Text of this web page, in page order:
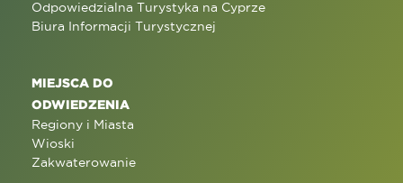
Odpowiedzialna Turystyka na Cyprze
Biura Informacji Turystycznej
MIEJSCA DO
ODWIEDZENIA
Regiony i Miasta
Wioski
Zakwaterowanie